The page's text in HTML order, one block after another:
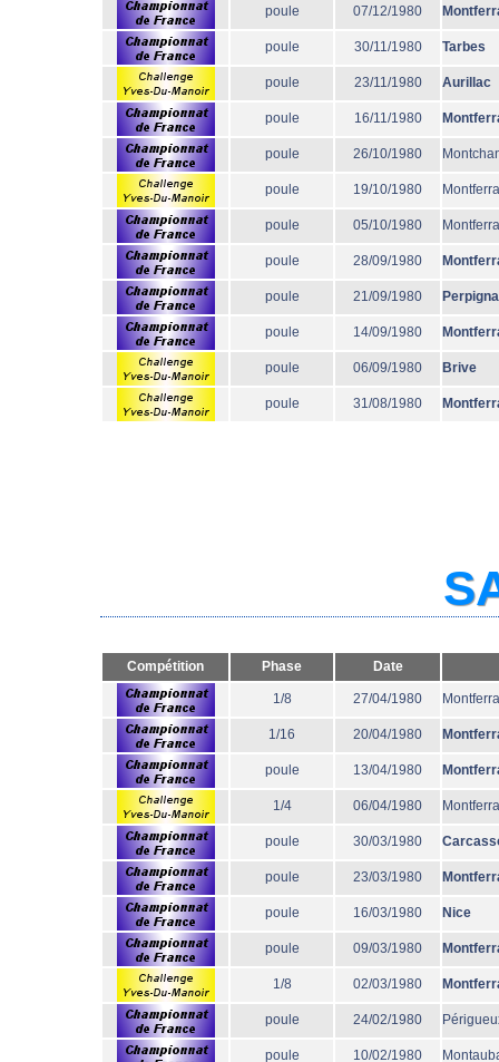
poule 07/12/1980
poule 30/11/1980 Tarbes
poule 23/11/1980 Aurillac
poule 16/11/1980
poule 26/10/1980
poule 19/10/1980
poule 05/10/1980
poule 28/09/1980
poule 21/09/1980
poule 14/09/1980
poule 06/09/1980 Brive
poule 31/08/1980
Compétition Phase Date
1/8 27/04/1980
1/16 20/04/1980
poule 13/04/1980
1/4 06/04/1980
poule 30/03/1980
poule 23/03/1980
poule 16/03/1980 Nice
poule 09/03/1980
1/8 02/03/1980
poule 24/02/1980
poule 10/02/1980